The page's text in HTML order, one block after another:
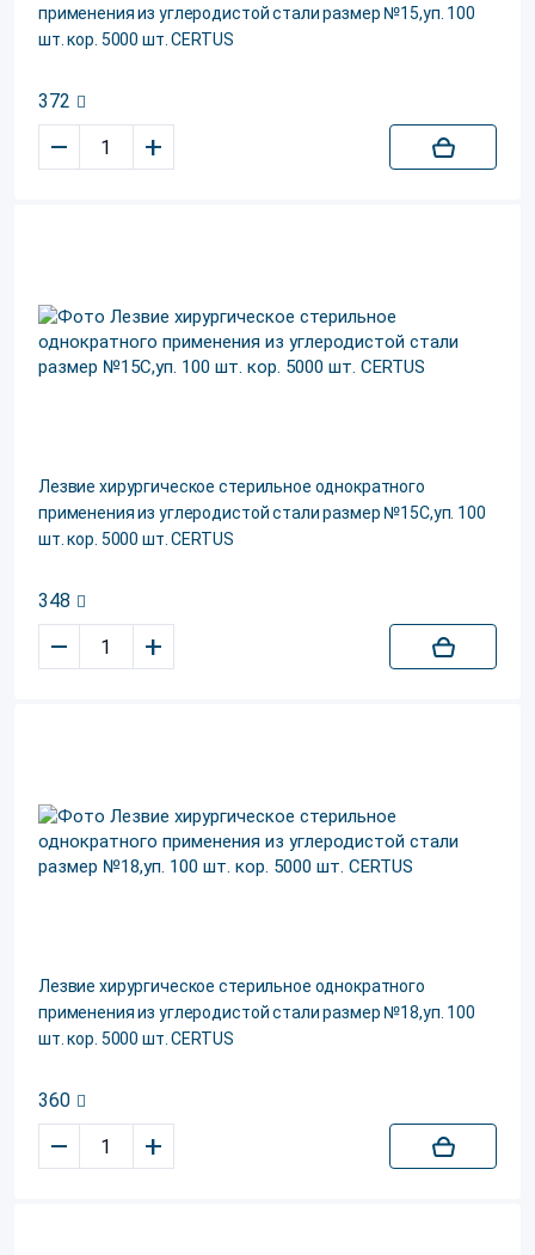
применения из углеродистой стали размер №15,уп. 100
шт. кор. 5000 шт. CERTUS
372
– +
Лезвие хирургическое стерильное однократного
применения из углеродистой стали размер №15С,уп. 100
шт. кор. 5000 шт. CERTUS
348
– +
Лезвие хирургическое стерильное однократного
применения из углеродистой стали размер №18,уп. 100
шт. кор. 5000 шт. CERTUS
360
– +